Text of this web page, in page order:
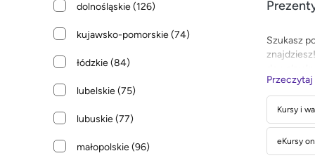
dolnośląskie(126)
kujawsko-pomorskie(74)
łódzkie(84)
lubelskie(75)
lubuskie(77)
małopolskie(96)
Szukasz
Tutaj nie
najlepiej
Wybierz
na
Przeczytaj
Kursy i
eKursy